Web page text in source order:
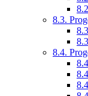
8.3.
8.4.